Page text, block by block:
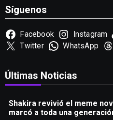
Síguenos
Facebook Instagram
Twitter
WhatsApp
Últimas Noticias
Shakira revivió el meme
marcó a toda una